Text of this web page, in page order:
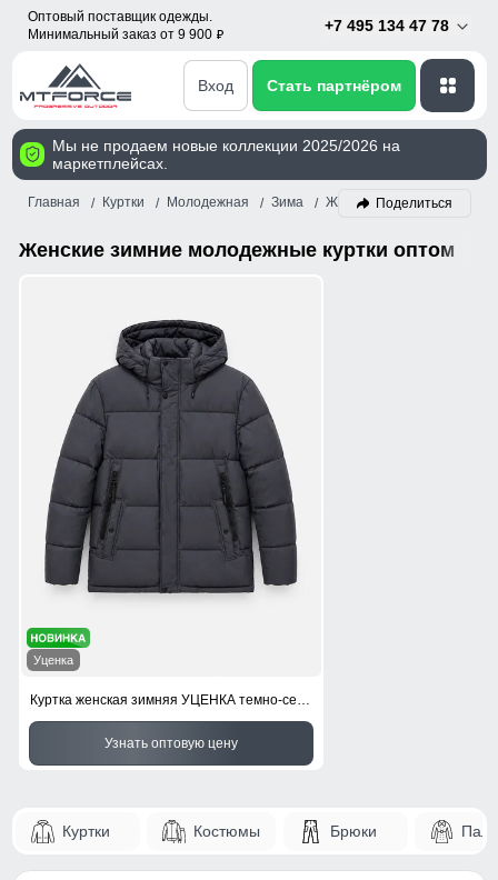
Оптовый поставщик одежды.
Минимальный заказ от 9 900 p
+7 495 134 47 78
Вход Стать партнёром
Мы не продаем новые коллекции 2025/2026 на
маркетплейсах.
Главная Куртки Молодежная Зима ЖенскийПоделиться
Женские зимние молодежные куртки оптом
Уценка
Куртка женская зимняя УЦЕНКА темно-серого цвета 0966TC
Узнать оптовую цену
Куртки Костюмы Брюки